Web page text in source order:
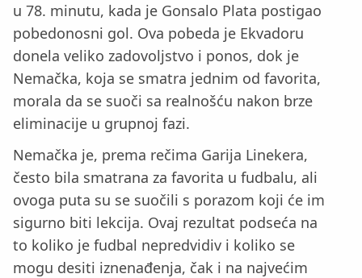
u 78. minutu, kada je Gonsalo Plata postigao
pobedonosni gol. Ova pobeda je Ekvadoru
donela veliko zadovoljstvo i ponos, dok je
Nemačka, koja se smatra jednim od favorita,
morala da se suoči sa realnošću nakon brze
eliminacije u grupnoj fazi.
Nemačka je, prema rečima Garija Linekera,
često bila smatrana za favorita u fudbalu, ali
ovoga puta su se suočili s porazom koji će im
sigurno biti lekcija. Ovaj rezultat podseća na
to koliko je fudbal nepredvidiv i koliko se
mogu desiti iznenađenja, čak i na najvećim